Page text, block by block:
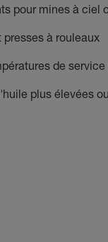
pour mines à ciel
à rouleaux
de service
plus élevées